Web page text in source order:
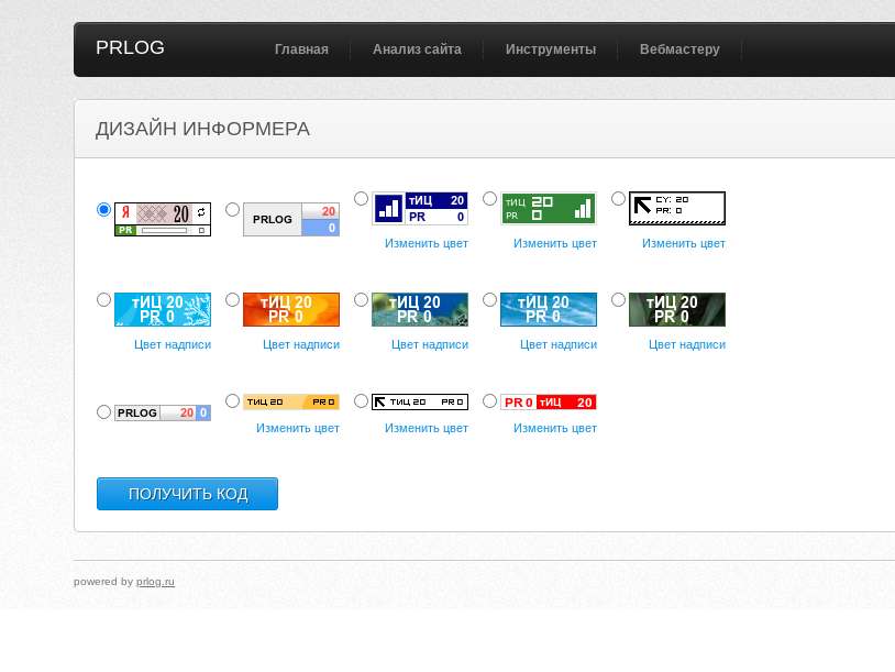
PRLOG Главная Анализ сайта Инструменты Вебмастеру
ДИЗАЙН ИНФОРМЕРА
Изменить цвет Изменить цвет Изменить цвет
Цвет надписи Цвет надписи Цвет надписи Цвет надписи Цвет надписи
Изменить цвет Изменить цвет Изменить цвет
powered byprlog.ru